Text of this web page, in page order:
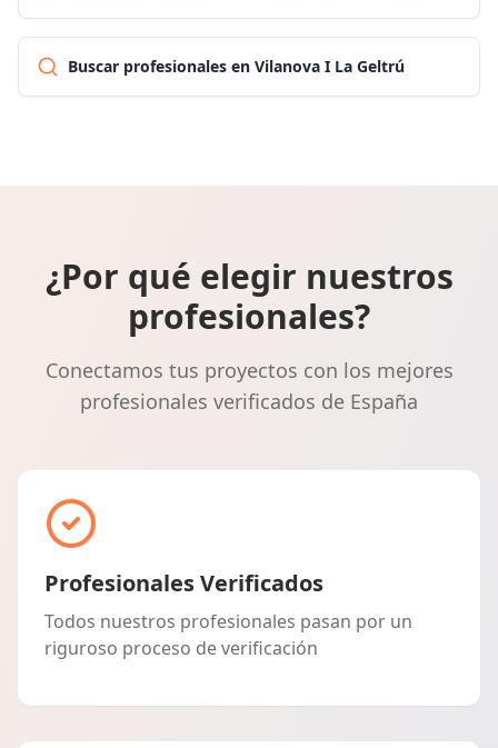
Buscar profesionales en Vilanova I La Geltrú
¿Por qué elegir nuestros
profesionales?
Conectamos tus proyectos con los mejores
profesionales verificados de España
Profesionales Verificados
Todos nuestros profesionales pasan por un
riguroso proceso de verificación